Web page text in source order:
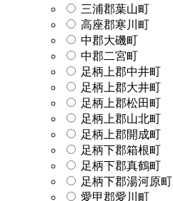
三浦郡葉山町
高座郡寒川町
中郡大磯町
中郡二宮町
足柄上郡中井町
足柄上郡大井町
足柄上郡松田町
足柄上郡山北町
足柄上郡開成町
足柄下郡箱根町
足柄下郡真鶴町
足柄下郡湯河原町
愛甲郡愛川町